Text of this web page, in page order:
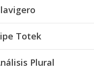
Totek
Plural